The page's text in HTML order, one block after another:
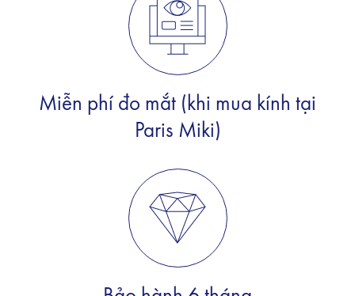
Miễn phí đo mắt (khi mua kính tại
Paris Miki)